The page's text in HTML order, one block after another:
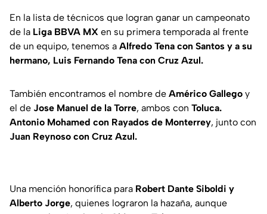
En la lista de técnicos que logran ganar un campeonato
de la Liga BBVA MX en su primera temporada al frente
de un equipo, tenemos a Alfredo Tena con Santos y a su
hermano, Luis Fernando Tena con Cruz Azul.
También encontramos el nombre de Américo Gallego y
el de Jose Manuel de la Torre, ambos con Toluca.
Antonio Mohamed con Rayados de Monterrey, junto con
Juan Reynoso con Cruz Azul.
Una mención honorífica para Robert Dante Siboldi y
Alberto Jorge, quienes lograron la hazaña, aunque